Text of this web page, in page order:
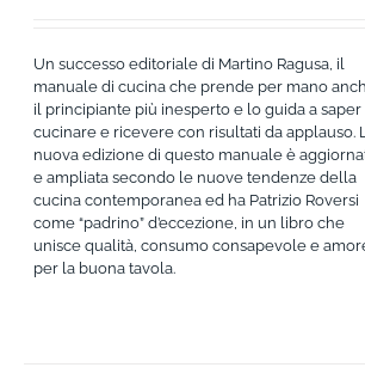
Un successo editoriale di Martino Ragusa, il
manuale di cucina che prende per mano
il principiante più inesperto e lo guida a saper
cucinare e ricevere con risultati da applauso.
nuova edizione di questo manuale è
e ampliata secondo le nuove tendenze della
cucina contemporanea ed ha Patrizio Roversi
come “padrino” d’eccezione, in un libro che
unisce qualità, consumo consapevole e
per la buona tavola.